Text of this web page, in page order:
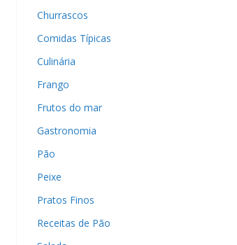
Churrascos
Comidas Típicas
Culinária
Frango
Frutos do mar
Gastronomia
Pão
Peixe
Pratos Finos
Receitas de Pão